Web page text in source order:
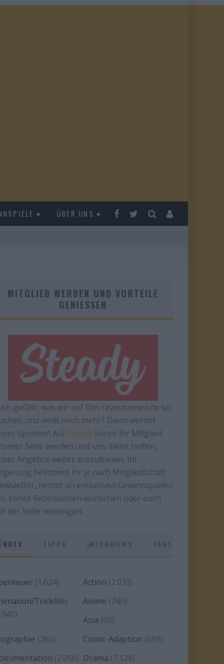
ÜBER UNS
MITGLIED WERDEN UND VORTEILE
GENIESSEN
gefällt, was wir auf film-rezensionen.de so
und wollt noch mehr? Dann werdet
Sponsor! Auf Steady könnt ihr Mitglied
Seite werden und uns damit helfen,
Angebot weiter auszubauen. Im
bekommt ihr je nach Mitgliedschaft
nehmt an exklusiven Gewinnspielen
könnt Rezensionen wünschen oder euch
der Seite verewigen.
(1.624) Action (2.033)
Trickfilm
Anime (740)
Asia (60)
(766) Comic-Adaption (699)
(2.056) Drama (7.128)